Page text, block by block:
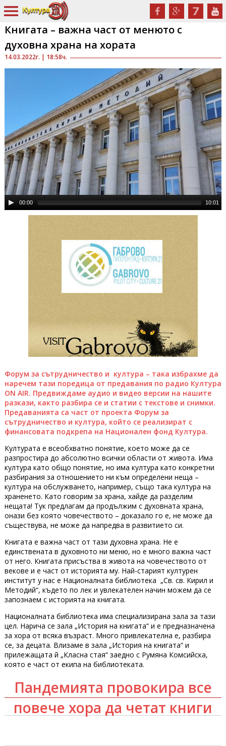
14.03.2022г. | 18:58ч.
Книгата – важна част от менюто с
духовна храна на хората
00:00 10:01
Форум за сътрудничество и култура – така избрахме да
наречем тази поредица от предавания по радио Култура
ON AIR. Предвиждаме аудио и видео версии на нашите
разкази, както разбира се и статии с текстове и снимки.
Предаванията са част от проекта Форум за
сътрудничество и култура, който се реализират с
финансовата подкрепа на Национален фонд Култура.
Културата е всеобхватно понятие, което може да се
разпростира до абсолютно всички области от живота. Има
култура като общо понятие, но има култура като конкретни
разбирания за отношението ни към определени неща –
култура на обслужването, например, също така култура на
храненето. Като говорим за храна, хайде да разделим
нещата! Тук предлагам да продължим с духовната храна,
онази без която човечеството – доказало го е, не може да
съществува, не може да напредва в развитието си.
Книгата е важна част от тази духовна храна. Не е
единствената в духовното ни меню, но е много важна част
от него. Книгата присъства в живота на човечеството от
векове и е част от историята му. Най-старият културен
институт у нас е Националната библиотека „Св. св. Кирил и
Методий“, където по лек и увлекателен начин можем да се
запознаем с историята на книгата.
Националната библиотека има специализирана зала за тази
цел. Нарича се зала „История на книгата“ и е предназначена
за хора от всяка възраст. Много привлекателна е, разбира
се, за децата. Влизаме в зала „История на книгата“ и
прилежащата й „Класна стая“ заедно с Румяна Комсийска,
която е част от екипа на библиотеката.
Пандемията провокира все
повече хора да четат книги